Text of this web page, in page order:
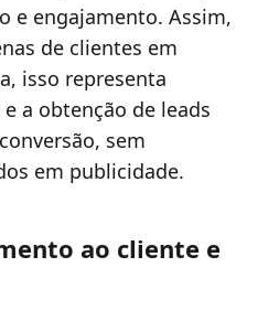
e engajamento. Assim,
de clientes em
isso representa
a obtenção de leads
sem
em publicidade.
ao cliente e